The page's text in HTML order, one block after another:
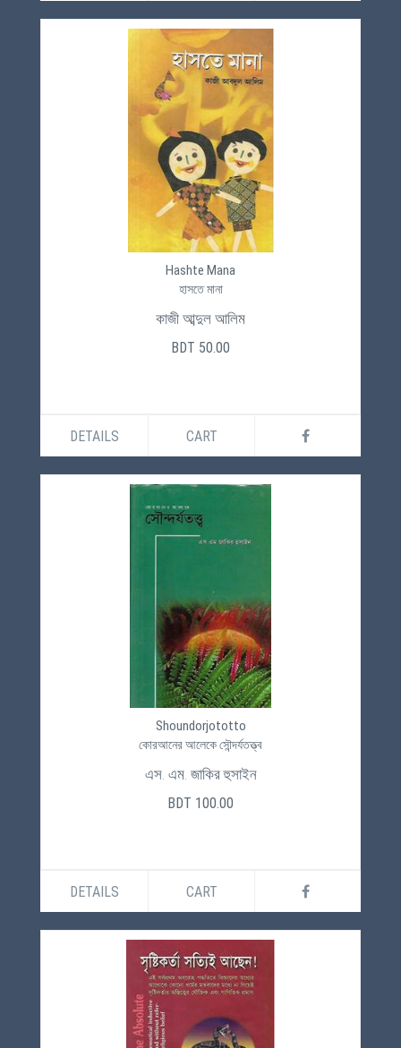
Hashte Mana
হাসতে মানা
কাজী আব্দুল আলিম
BDT 50.00
DETAILS CART
Shoundorjototto
কোরআনের আলেকে সৌন্দর্যতত্ত্ব
এস. এম. জাকির হুসাইন
BDT 100.00
DETAILS CART